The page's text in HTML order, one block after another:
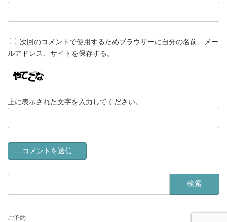
次回のコメントで使用するためブラウザーに自分の名前、メー
ルアドレス、サイトを保存する。
上に表示された文字を入力してください。
ご予約